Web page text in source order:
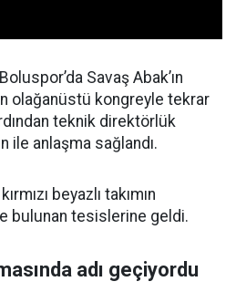
Savaş Abak’ın
olağanüstü kongreyle tekrar
teknik direktörlük
ile anlaşma sağlandı.
beyazlı takımın
bulunan tesislerine geldi.
adı geçiyordu